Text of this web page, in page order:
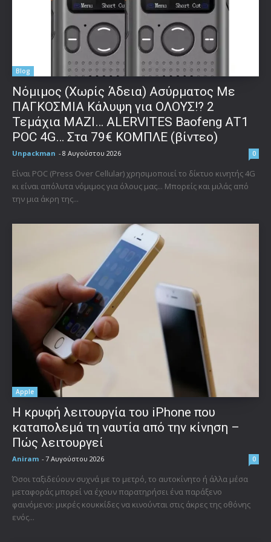
Blog
Νόμιμος (Χωρίς Άδεια) Ασύρματος Με
ΠΑΓΚΟΣΜΙΑ Κάλυψη για ΟΛΟΥΣ!? 2
Τεμάχια ΜΑΖΙ… ALERVITES Baofeng AT1
POC 4G… Στα 79€ ΚΟΜΠΛΕ (βίντεο)
Unpackman - 8 Αυγούστου 2026 0
Είναι POC (Press Over Cellular) χρησιμοποιεί το δίκτυο κινητής 4G
κι είναι απόλυτα νόμιμος για όλους μας... Μπορείς και μιλάς από
την μια άκρη της...
Apple
Η κρυφή λειτουργία του iPhone που
καταπολεμά τη ναυτία από την κίνηση –
Πώς λειτουργεί
Aniram - 7 Αυγούστου 2026 0
Όσοι ταξιδεύουν συχνά με το μετρό, το αυτοκίνητο ή άλλα μέσα
μεταφοράς μπορεί να έχουν παρατηρήσει ένα παράξενο
φαινόμενο: μικρές κουκκίδες να κινούνται στις άκρες της οθόνης
ενός...